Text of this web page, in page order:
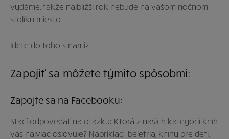
vydáme, takže najbližší rok nebude na vašom nočnom
stolíku miesto.
Idete do toho s nami?
Zapojiť sa môžete týmito spôsobmi:
Zapojte sa na Facebooku:
Stačí odpovedať na otázku: Ktorá z našich kategórií kníh
vás najviac oslovuje? Napríklad: beletria, knihy pre deti,